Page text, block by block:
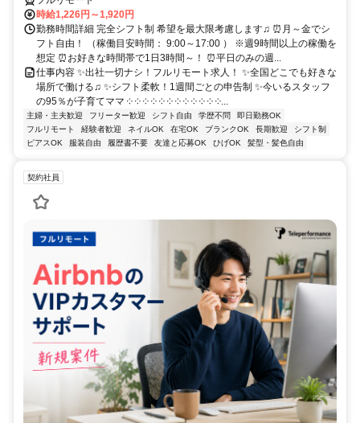
時給1,226円～1,920円
勤務時間詳細 完全シフト制 希望を最大限考慮します♫ ⏰月～金でシ
フト自由！ （稼働目安時間： 9:00～17:00 ） ※週9時間以上の稼働を
想定 ⏰お好きな時間帯で1日3時間～！ ⏰平日のみの週...
仕事内容 ✨出社一切ナシ！フルリモート求人！ ✨全国どこでも好きな
場所で働ける♫ ✨シフト柔軟！1週間ごとの申告制 ✨今いるスタッフ
の95％が子育てママ ༶ ༶ ༶ ༶ ༶ ༶ ༶ ༶ ༶ ༶ ༶ ༶...
主婦・主夫歓迎 フリーター歓迎 シフト自由 学歴不問
即日勤務OK
フルリモート
経験者歓迎 ネイルOK 在宅OK ブランクOK 長期歓迎
シフト制
ピアスOK
服装自由 履歴書不要 友達と応募OK ひげOK 髪型・髪色自由
契約社員